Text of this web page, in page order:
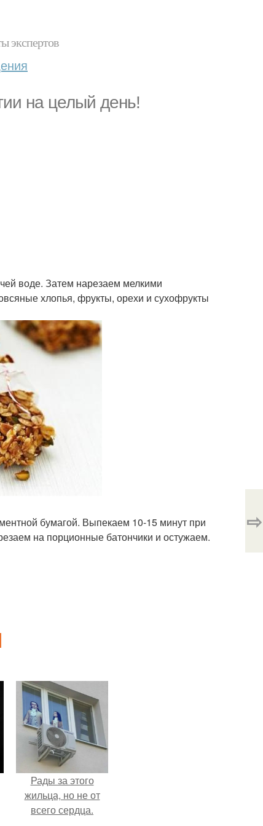
экспертов
на целый день!
воде. Затем нарезаем мелкими
хлопья, фрукты, орехи и сухофрукты
бумагой. Выпекаем 10-15 минут при
на порционные батончики и остужаем.
⇨
Рады за этого
жильца, но не от
всего сердца.